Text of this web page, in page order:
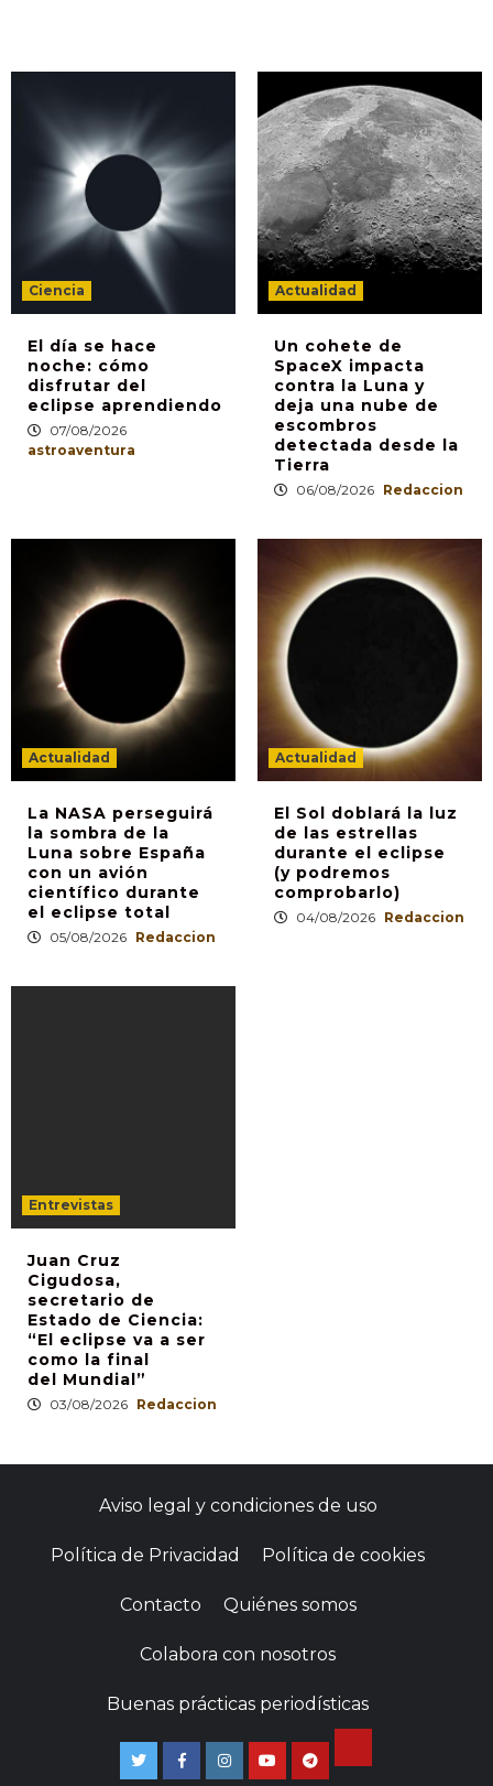
Ciencia
El día se hace
noche: cómo
disfrutar del
eclipse aprendiendo
07/08/2026
astroaventura
Actualidad
Un cohete de
SpaceX impacta
contra la Luna y
deja una nube de
escombros
detectada desde la
Tierra
06/08/2026 Redaccion
Actualidad
La NASA perseguirá
la sombra de la
Luna sobre España
con un avión
científico durante
el eclipse total
05/08/2026 Redaccion
Actualidad
El Sol doblará la luz
de las estrellas
durante el eclipse
(y podremos
comprobarlo)
04/08/2026 Redaccion
Entrevistas
Juan Cruz
Cigudosa,
secretario de
Estado de Ciencia:
“El eclipse va a ser
como la final
del Mundial”
03/08/2026 Redaccion
Aviso legal y condiciones de uso
Política de Privacidad Política de cookies
Contacto Quiénes somos
Colabora con nosotros
Buenas prácticas periodísticas